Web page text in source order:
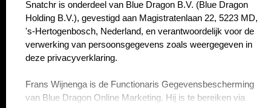
Over ons
Contact
Snatchr is onderdeel van Blue Dragon B.V. (Blue Dragon
Holding B.V.), gevestigd aan Magistratenlaan 22, 5223 MD,
's-Hertogenbosch, Nederland, en verantwoordelijk voor de
verwerking van persoonsgegevens zoals weergegeven in
deze privacyverklaring.
Frans Wijnenga is de Functionaris Gegevensbescherming
van Blue Dragon Online Marketing. Hij is te bereiken via